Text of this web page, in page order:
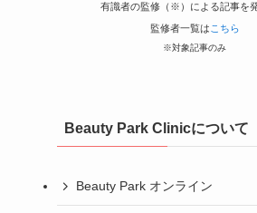
有識者の監修（※）による記事を発
監修者一覧は こちら
※対象記事のみ
Beauty Park Clinicについて
Beauty Park オンライン